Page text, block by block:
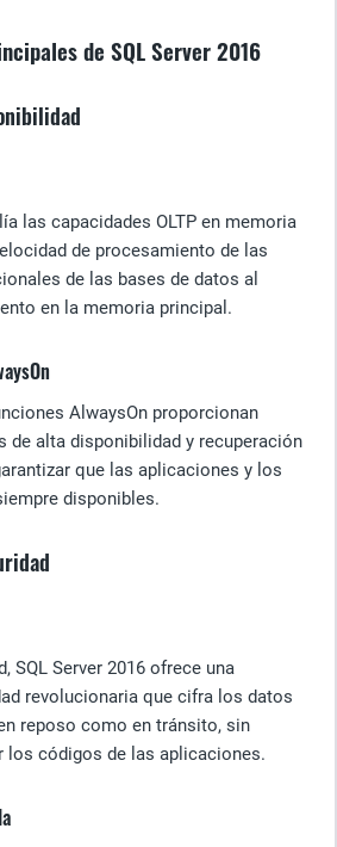
de SQL Server 2016
las capacidades OLTP en memoria
de procesamiento de las
de las bases de datos al
en la memoria principal.
AlwaysOn proporcionan
de alta disponibilidad y recuperación
que las aplicaciones y los
disponibles.
SQL Server 2016 ofrece una
revolucionaria que cifra los datos
reposo como en tránsito, sin
los códigos de las aplicaciones.